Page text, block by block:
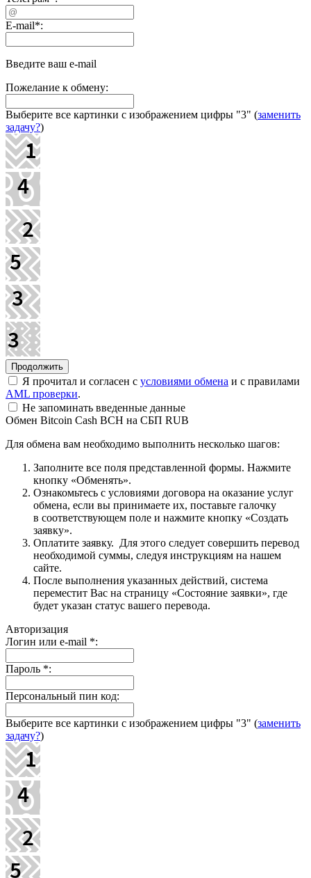
E-mail*:
Введите ваш e-mail
Пожелание к обмену:
Выберите все картинки с изображением цифры "3" (заменить
задачу?)
Я прочитал и согласен с условиями обмена и с правилами
AML проверки.
Не запоминать введенные данные
Обмен Bitcoin Cash BCH на СБП RUB
Для обмена вам необходимо выполнить несколько шагов:
Заполните все поля представленной формы. Нажмите
кнопку «Обменять».
Ознакомьтесь с условиями договора на оказание услуг
обмена, если вы принимаете их, поставьте галочку
в соответствующем поле и нажмите кнопку «Создать
заявку».
Оплатите заявку. Для этого следует совершить перевод
необходимой суммы, следуя инструкциям на нашем
сайте.
После выполнения указанных действий, система
переместит Вас на страницу «Состояние заявки», где
будет указан статус вашего перевода.
Авторизация
Логин или e-mail *:
Пароль *:
Персональный пин код:
Выберите все картинки с изображением цифры "3" (заменить
задачу?)